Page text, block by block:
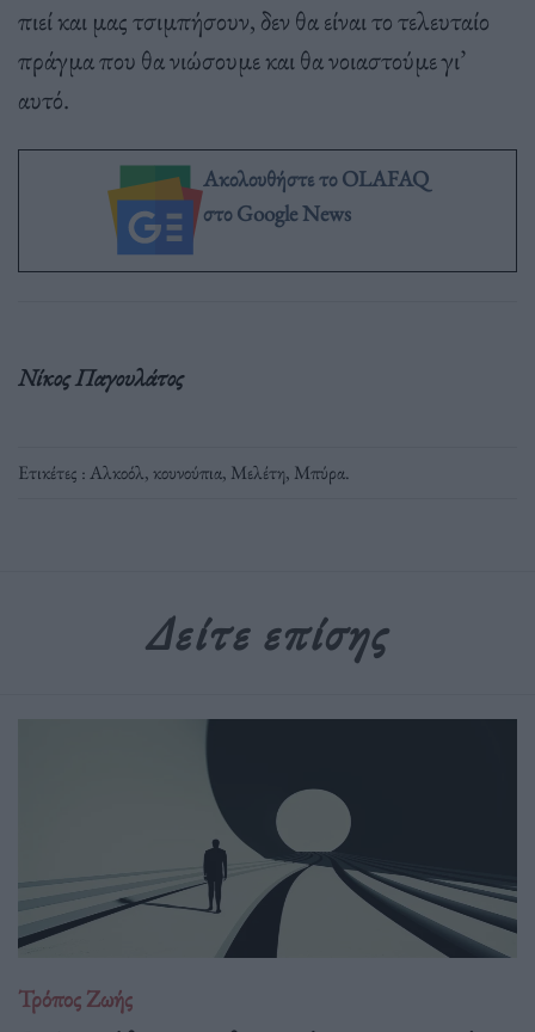
πιεί και μας τσιμπήσουν, δεν θα είναι το τελευταίο
πράγμα που θα νιώσουμε και θα νοιαστούμε γι’
αυτό.
Ακολουθήστε το OLAFAQ
στο Google News
Νίκος Παγουλάτος
Ετικέτες :Αλκοόλ,κουνούπια, Μελέτη, Μπύρα.
Δείτε επίσης
Τρόπος Ζωής